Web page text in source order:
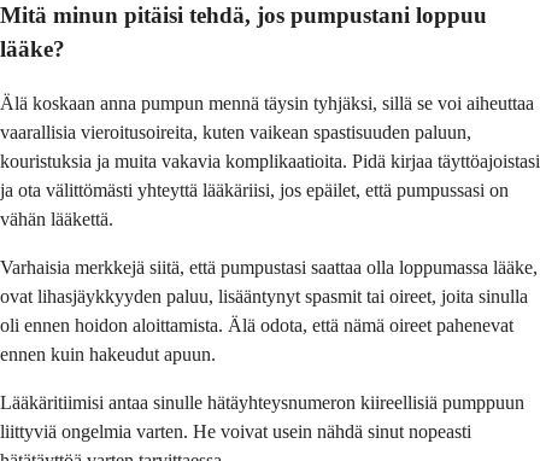
Mitä minun pitäisi tehdä, jos pumpustani loppuu
lääke?
Älä koskaan anna pumpun mennä täysin tyhjäksi, sillä se voi aiheuttaa
vaarallisia vieroitusoireita, kuten vaikean spastisuuden paluun,
kouristuksia ja muita vakavia komplikaatioita. Pidä kirjaa täyttöajoistasi
ja ota välittömästi yhteyttä lääkäriisi, jos epäilet, että pumpussasi on
vähän lääkettä.
Varhaisia merkkejä siitä, että pumpustasi saattaa olla loppumassa lääke,
ovat lihasjäykkyyden paluu, lisääntynyt spasmit tai oireet, joita sinulla
oli ennen hoidon aloittamista. Älä odota, että nämä oireet pahenevat
ennen kuin hakeudut apuun.
Lääkäritiimisi antaa sinulle hätäyhteysnumeron kiireellisiä pumppuun
liittyviä ongelmia varten. He voivat usein nähdä sinut nopeasti